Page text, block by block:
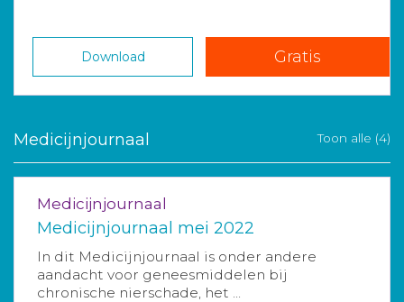
Download Gratis
Medicijnjournaal Toon alle (4)
Medicijnjournaal
Medicijnjournaal mei 2022
In dit Medicijnjournaal is onder andere
aandacht voor geneesmiddelen bij
chronische nierschade, het ...